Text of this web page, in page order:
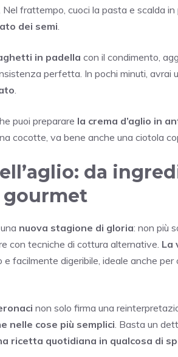
. Nel frattempo, cuoci la pasta e scalda
dei semi
in padella con il condimento,
perfetta. In pochi minuti, avrai
puoi preparare la crema d’aglio in
cocotte, va bene anche una ciotola
da
nuova stagione di gloria: non più
con tecniche di cottura alternative. La
e facilmente digeribile, ideale anche
non solo firma una
nelle cose più semplici . Basta un
ricetta quotidiana in qualcosa di